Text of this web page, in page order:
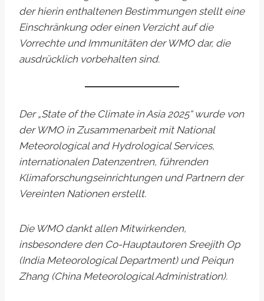
der hierin enthaltenen Bestimmungen stellt eine
Einschränkung oder einen Verzicht auf die
Vorrechte und Immunitäten der WMO dar, die
ausdrücklich vorbehalten sind.
Der „State of the Climate in Asia 2025“ wurde von
der WMO in Zusammenarbeit mit National
Meteorological and Hydrological Services,
internationalen Datenzentren, führenden
Klimaforschungseinrichtungen und Partnern der
Vereinten Nationen erstellt.
Die WMO dankt allen Mitwirkenden,
insbesondere den Co-Hauptautoren Sreejith Op
(India Meteorological Department) und Peiqun
Zhang (China Meteorological Administration).